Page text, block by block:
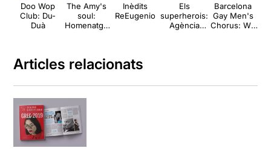
Doo Wop
Club: Du-
Duà
The Amy's
soul:
Homenatge
Inèdits
ReEugenio
Els
superherois:
Agència
Barcelona
Gay Men's
Chorus: We
Articles relacionats